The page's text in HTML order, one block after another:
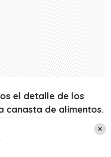
el detalle de los
canasta de alimentos.